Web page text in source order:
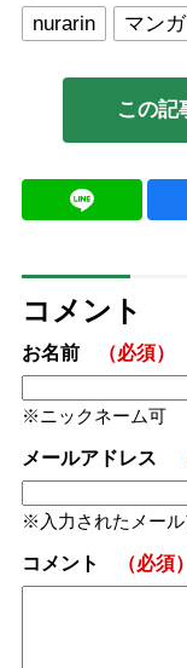
nurarin
マンガ
この記
コメント
お名前 （必須）
ニックネーム可
メールアドレス
入力されたメー
コメント （必須）